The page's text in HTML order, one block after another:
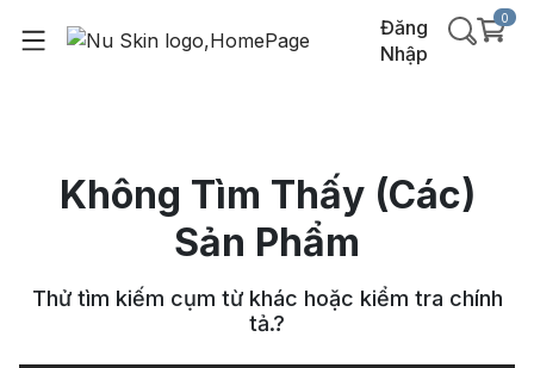
Đăng
Nhập
0
Không Tìm Thấy (Các)
Sản Phẩm
Thử tìm kiếm cụm từ khác hoặc kiểm tra chính
tả.?